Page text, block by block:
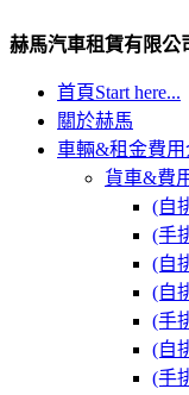
赫馬汽車租賃有限
首頁Start here...
關於赫馬
車輛&租金費用
貨車&費
(自
(手
(自
(自
(手
(自
(手